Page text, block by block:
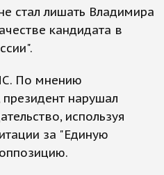
стал лишать Владимира
кандидата в
По мнению
президент нарушал
используя
за "Единую